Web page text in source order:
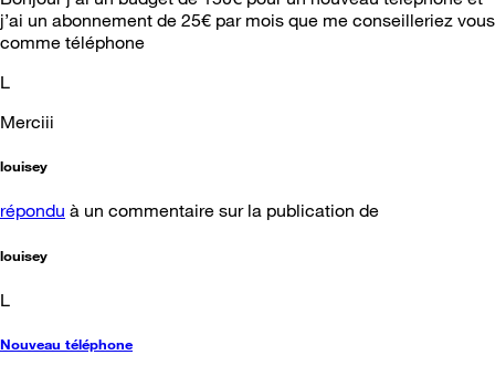
j’ai un abonnement de 25€ par mois que me conseilleriez vous
comme téléphone
L
Merciii
louisey
répondu à un commentaire sur la publication de
louisey
L
Nouveau téléphone